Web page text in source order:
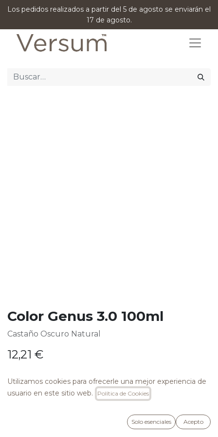
Los pedidos realizados a partir del 5 de agosto se enviarán el
17 de agosto.
Color Genus 3.0 100ml
Castaño Oscuro Natural
12,21 €
AÑADIR A LA CESTA
Utilizamos cookies para ofrecerle una mejor experiencia de
usuario en este sitio web.
Política de Cookies
Solo esenciales Acepto